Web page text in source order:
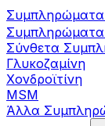
Συμπληρώματα
Συμπληρώματα
Σύνθετα
Γλυκοζαμίνη
Χονδροϊτίνη
MSM
Άλλα